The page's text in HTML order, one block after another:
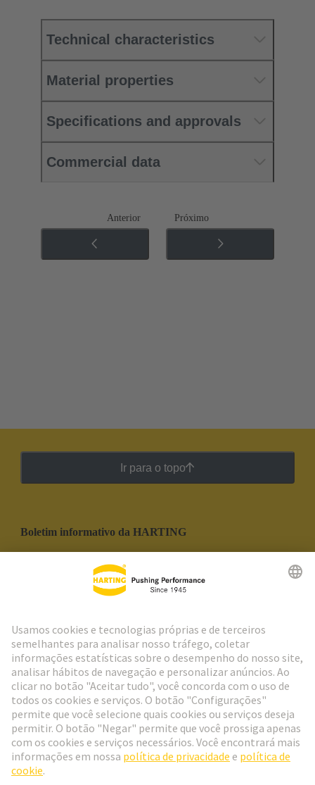
Technical characteristics
Material properties
Specifications and approvals
Commercial data
Anterior Próximo
Ir para o topo
Boletim informativo da HARTING
Social Media
Portugal Português